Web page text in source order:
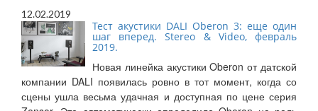
12.02.2019
Тест акустики DALI Oberon 3: еще один
шаг вперед. Stereo & Video, февраль
2019.
Новая линейка акустики Oberon от датской
компании DALI появилась ровно в тот момент, когда со
сцены ушла весьма удачная и доступная по цене серия